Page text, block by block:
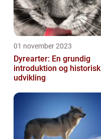
01 november 2023
Dyrearter: En grundig
introduktion og historisk
udvikling